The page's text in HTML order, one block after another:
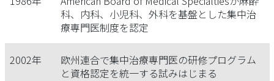
科、内科、小児科、外科を基盤とした集中治
療専門医制度を認定
2002年
欧州連合で集中治療専門医の研修プログラム
と資格認定を統一する試みはじまる